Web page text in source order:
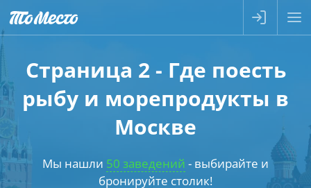
Страница 2 - Где поесть
рыбу и морепродукты в
Москве
Мы нашли 50 заведений - выбирайте и
бронируйте столик!